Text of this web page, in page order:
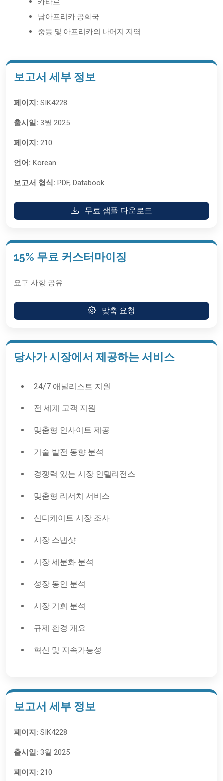
카타르
남아프리카 공화국
중동 및 아프리카의 나머지 지역
보고서 세부 정보
페이지: SIK4228
출시일: 3월 2025
페이지: 210
언어: Korean
보고서 형식: PDF, Databook
무료 샘플 다운로드
15% 무료 커스터마이징
요구 사항 공유
맞춤 요청
당사가 시장에서 제공하는 서비스
24/7 애널리스트 지원
전 세계 고객 지원
맞춤형 인사이트 제공
기술 발전 동향 분석
경쟁력 있는 시장 인텔리전스
맞춤형 리서치 서비스
신디케이트 시장 조사
시장 스냅샷
시장 세분화 분석
성장 동인 분석
시장 기회 분석
규제 환경 개요
혁신 및 지속가능성
보고서 세부 정보
페이지: SIK4228
출시일: 3월 2025
페이지: 210